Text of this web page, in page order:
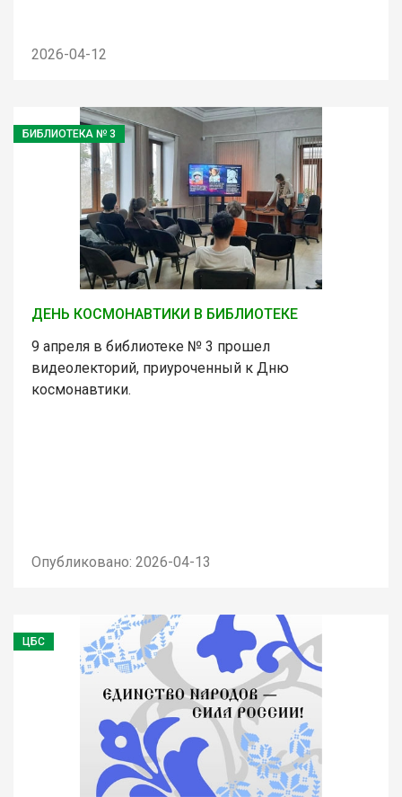
2026-04-12
БИБЛИОТЕКА № 3
ДЕНЬ КОСМОНАВТИКИ В БИБЛИОТЕКЕ
9 апреля в библиотеке № 3 прошел
видеолекторий, приуроченный к Дню
космонавтики.
Опубликовано: 2026-04-13
ЦБС